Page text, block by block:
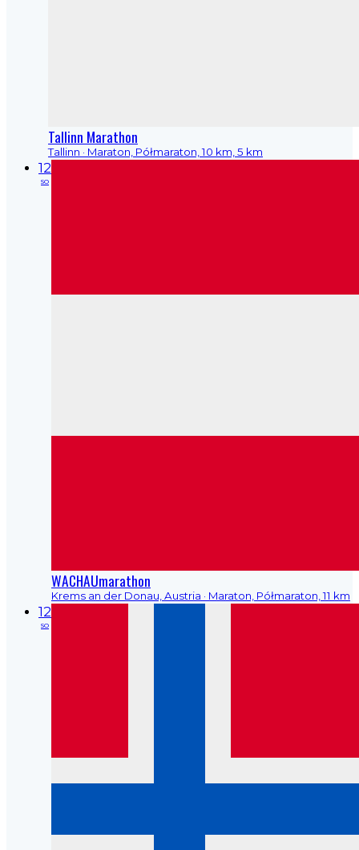
Tallinn Marathon
Tallinn · Maraton, Półmaraton, 10 km, 5 km
12
so
WACHAUmarathon
Krems an der Donau, Austria · Maraton, Półmaraton, 11 km
12
so